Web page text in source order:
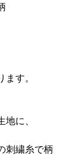
す。
に、
刺繍糸で柄